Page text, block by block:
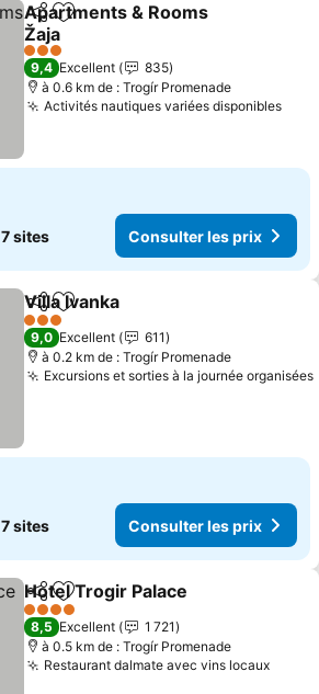
PartagerAjouter à mes favoris
Apartments & Rooms
Žaja
3 Étoiles
9,4 Excellent
835
à 0.6 km de : Trogír Promenade
Activités nautiques variées disponibles
7 sites Consulter les prix
PartagerAjouter à mes favoris
Villa Ivanka
3 Étoiles
9,0 Excellent
611
à 0.2 km de : Trogír Promenade
Excursions et sorties à la journée organisées
7 sites Consulter les prix
PartagerAjouter à mes favoris
Hotel Trogir Palace
4 Étoiles
8,5 Excellent
1 721
à 0.5 km de : Trogír Promenade
Restaurant dalmate avec vins locaux